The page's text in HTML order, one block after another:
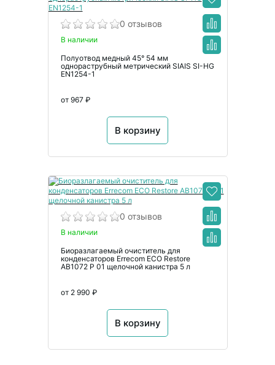
0 отзывов
В наличии
Полуотвод медный 45° 54 мм
однораструбный метрический SIAIS SI-HG
EN1254-1
от 967 ₽
В корзину
0 отзывов
В наличии
Биоразлагаемый очиститель для
конденсаторов Errecom ECO Restore
AB1072 P 01 щелочной канистра 5 л
от 2 990 ₽
В корзину